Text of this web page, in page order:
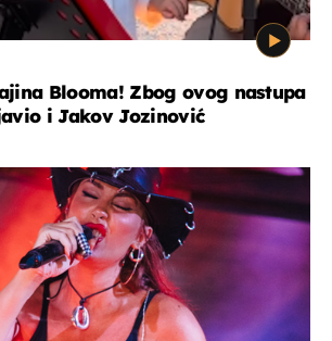
Blooma! Zbog ovog nastupa
i Jakov Jozinović